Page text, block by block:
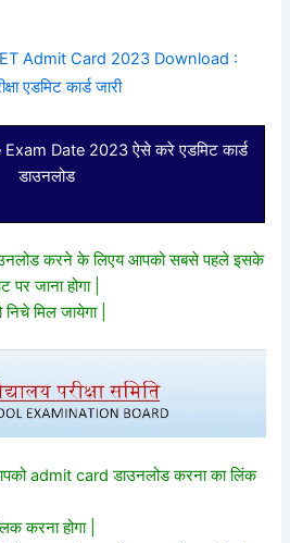
Admit Card 2023 Download :
एडमिट कार्ड जारी
Date 2023 ऐसे करे एडमिट कार्ड
डाउनलोड
करने के लिएय आपको सबसे पहले इसके
जाना होगा |
मिल जायेगा |
admit card डाउनलोड करना का लिंक
करना होगा |